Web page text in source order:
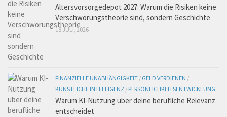
Altersvorsorgedepot 2027: Warum die Risiken keine
Verschwörungstheorie sind, sondern Geschichte
18 JULI, 2026
FINANZIELLE UNABHÄNGIGKEIT / GELD VERDIENEN /
KÜNSTLICHE INTELLIGENZ / PERSÖNLICHKEITSENTWICKLUNG
Warum KI-Nutzung über deine berufliche Relevanz
entscheidet